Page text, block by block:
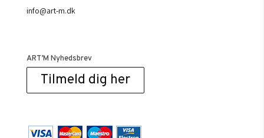
info@art-m.dk
ART’M Nyhedsbrev
Tilmeld dig her